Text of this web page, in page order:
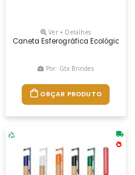
Escrita Em Azul. Por Ser Um
Ver + Detalhes
Caneta Esferográfica Ecológica
Por: Gtx Brindes
ORÇAR PRODUTO